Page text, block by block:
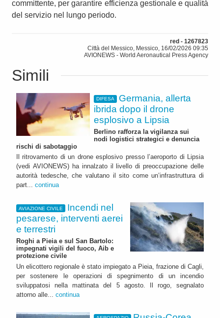
committente, per garantire efficienza gestionale e qualità
del servizio nel lungo periodo.
red - 1267823
Città del Messico, Messico, 16/02/2026 09:35
AVIONEWS - World Aeronautical Press Agency
Simili
DIFESA
Germania, allerta
ibrida dopo il drone
esplosivo a Lipsia
Berlino rafforza la vigilanza sui
nodi logistici strategici e denuncia
rischi di sabotaggio
Il ritrovamento di un drone esplosivo presso l’aeroporto di Lipsia
(vedi AVIONEWS) ha innalzato il livello di preoccupazione delle
autorità tedesche, che valutano il sito come un’infrastruttura di
part... continua
AVIAZIONE CIVILE
Incendi nel
pesarese, interventi aerei
e terrestri
Roghi a Pieia e sul San Bartolo:
impegnati vigili del fuoco, Aib e
protezione civile
Un elicottero regionale è stato impiegato a Pieia, frazione di Cagli,
per sostenere le operazioni di spegnimento di un incendio
sviluppatosi nella mattinata del 5 agosto. Il rogo, segnalato
attorno alle... continua